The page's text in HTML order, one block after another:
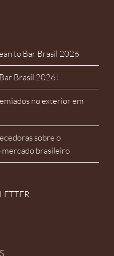
to Bar Brasil 2026
Brasil 2026!
no exterior em
sobre o
mercado brasileiro